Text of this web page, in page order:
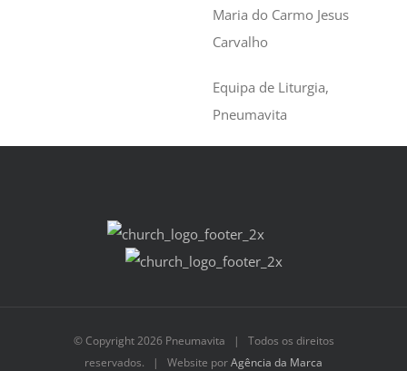
Maria do Carmo Jesus
Carvalho
Equipa de Liturgia,
Pneumavita
© Copyright2026 Pneumavita | Todos os direitos
reservados. | Website porAgência da Marca